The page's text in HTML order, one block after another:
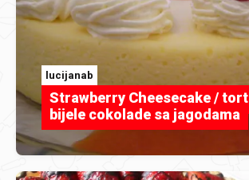
lucijanab
Strawberry Cheesecake /
bijele cokolade sa jagodama